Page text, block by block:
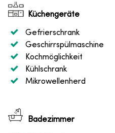
Küchengeräte
Gefrierschrank
Geschirrspülmaschine
Kochmöglichkeit
Kühlschrank
Mikrowellenherd
Badezimmer